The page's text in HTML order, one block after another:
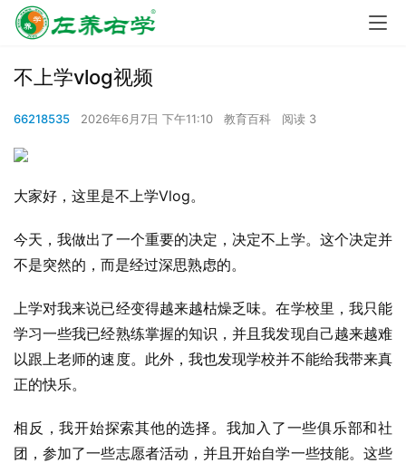
不上学vlog视频
66218535 2026年6月7日 下午11:10 教育百科 阅读 3
大家好，这里是不上学Vlog。
今天，我做出了一个重要的决定，决定不上学。这个决定并
不是突然的，而是经过深思熟虑的。
上学对我来说已经变得越来越枯燥乏味。在学校里，我只能
学习一些我已经熟练掌握的知识，并且我发现自己越来越难
以跟上老师的速度。此外，我也发现学校并不能给我带来真
正的快乐。
相反，我开始探索其他的选择。我加入了一些俱乐部和社
团，参加了一些志愿者活动，并且开始自学一些技能。这些